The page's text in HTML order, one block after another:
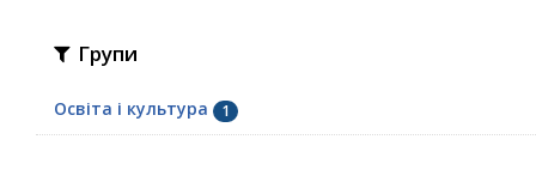
Групи
Освіта і культура 1